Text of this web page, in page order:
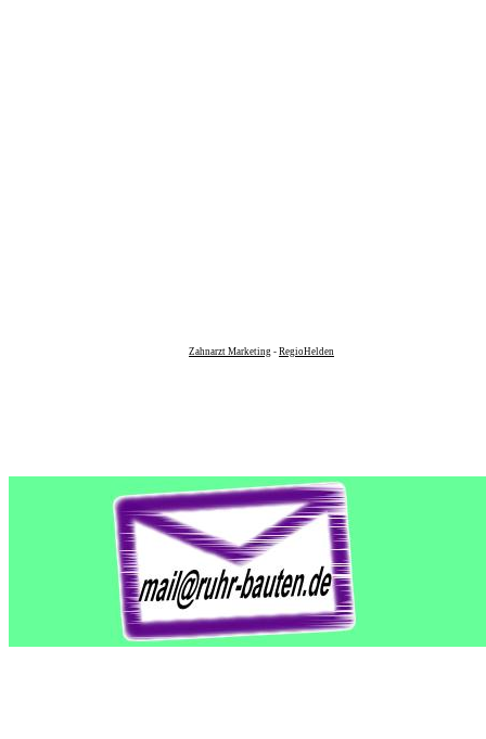
Zahnarzt Marketing - RegioHelden